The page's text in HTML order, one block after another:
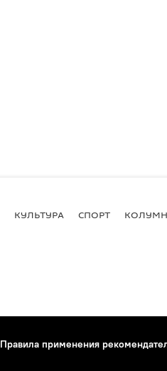
КУЛЬТУРА СПОРТ
Правила применения